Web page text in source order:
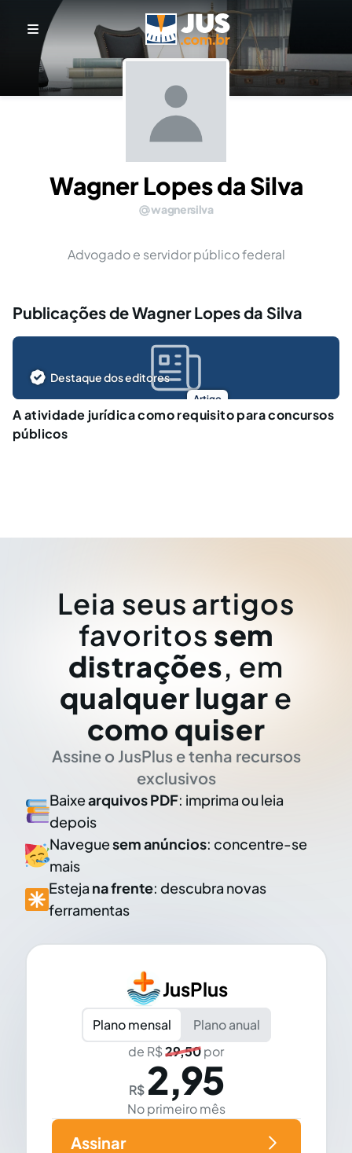
Wagner Lopes da Silva
wagnersilva
Advogado e servidor público federal
Publicações de Wagner Lopes da Silva
Artigo
Destaque dos editores
A atividade jurídica como requisito para concursos
públicos
Leia seus artigos
favoritos sem
distrações, em
qualquer lugar e
como quiser
Assine o JusPlus e tenha recursos
exclusivos
Baixearquivos PDF: imprima ou leia
depois
Naveguesem anúncios: concentre-se
mais
Esteja na frente: descubra novas
ferramentas
JusPlus
Plano mensal
Plano anual
de R$29,50por
R$ 2,95
No primeiro mês
Assinar